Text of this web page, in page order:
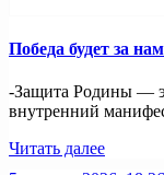
Победа будет за
-Защита Родины —
внутренний
Читать далее